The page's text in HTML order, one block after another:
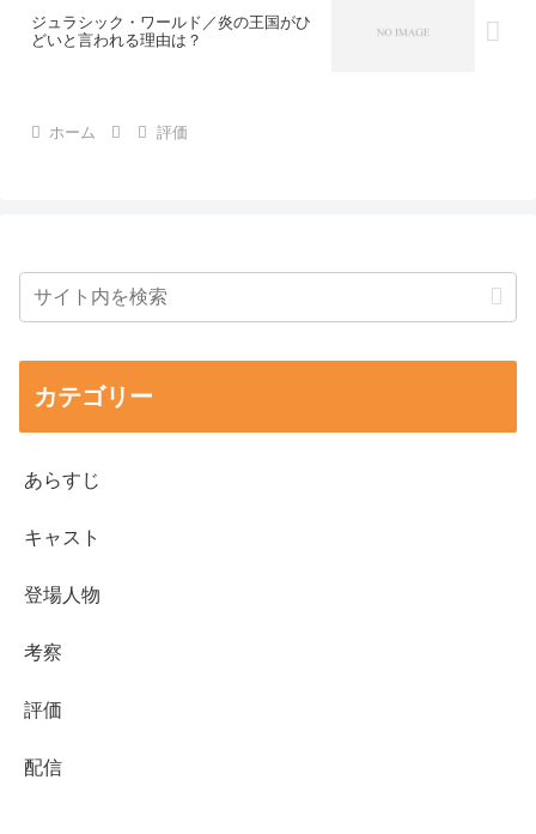
ジュラシック・ワールド／炎の王国がひ
どいと言われる理由は？
ホーム 評価
カテゴリー
あらすじ
キャスト
登場人物
考察
評価
配信